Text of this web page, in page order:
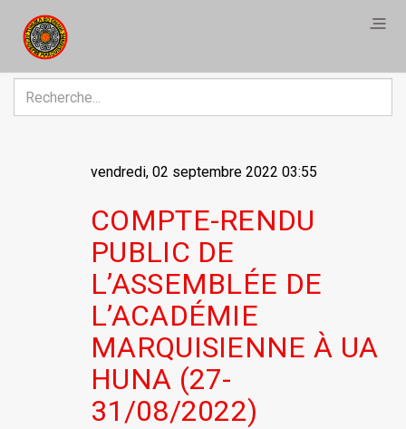
vendredi, 02 septembre 2022 03:55
COMPTE-RENDU
PUBLIC DE
L’ASSEMBLÉE DE
L’ACADÉMIE
MARQUISIENNE À UA
HUNA (27-
31/08/2022)